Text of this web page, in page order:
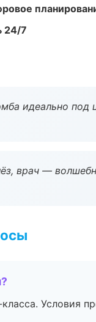
24/7
идеально под
врач —
Условия